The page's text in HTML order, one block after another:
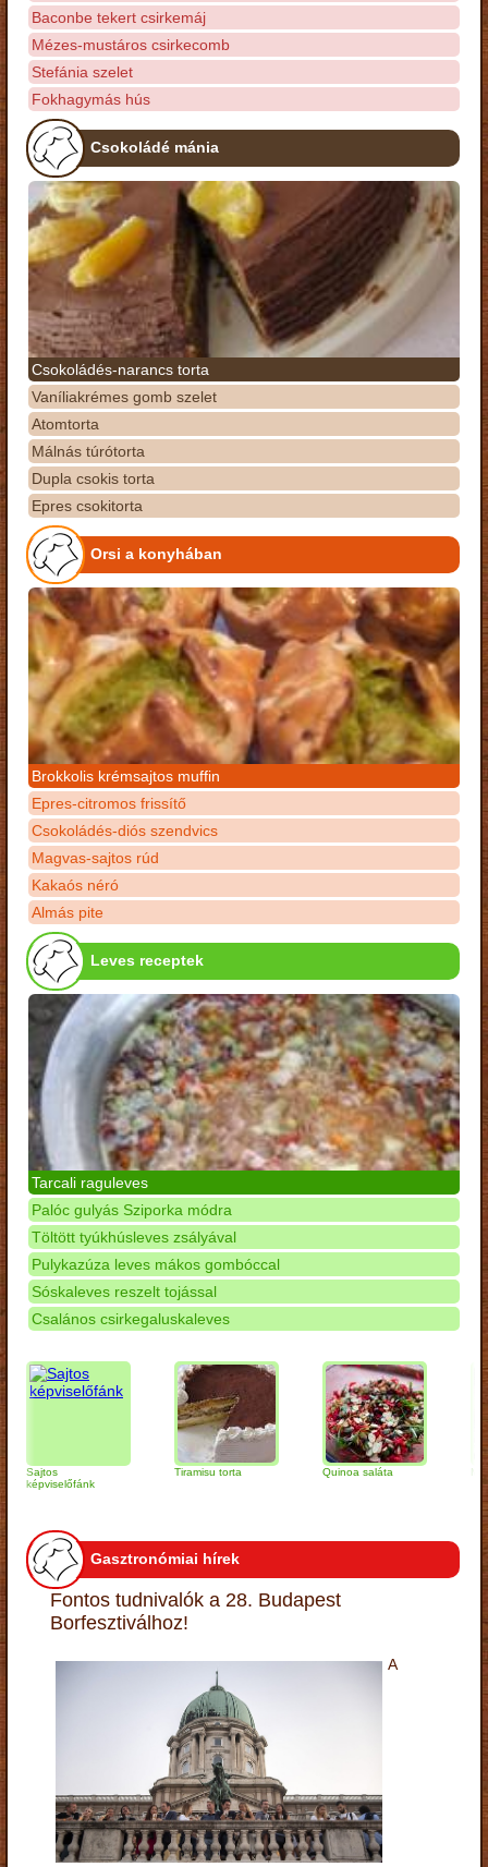
Baconbe tekert csirkemáj
Mézes-mustáros csirkecomb
Stefánia szelet
Fokhagymás hús
Csokoládé mánia
Csokoládés-narancs torta
Vaníliakrémes gomb szelet
Atomtorta
Málnás túrótorta
Dupla csokis torta
Epres csokitorta
Orsi a konyhában
Brokkolis krémsajtos muffin
Epres-citromos frissítő
Csokoládés-diós szendvics
Magvas-sajtos rúd
Kakaós néró
Almás pite
Leves receptek
Tarcali raguleves
Palóc gulyás Sziporka módra
Töltött tyúkhúsleves zsályával
Pulykazúza leves mákos gombóccal
Sóskaleves reszelt tojással
Csalános csirkegaluskaleves
Tiramisu torta Quinoa saláta
Gasztronómiai hírek
Fontos tudnivalók a 28. Budapest
Borfesztiválhoz!
A